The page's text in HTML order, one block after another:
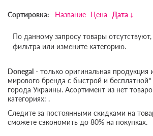
Сортировка: Название Цена Дата
По данному запросу товары
фильтра или измените категорию.
Donegal - только оригинальная продукция
мирового бренда с быстрой и бесплатной*
города Украины. Асортимент из нет
категориях: .
Следите за постоянными скидками на
сможете сэкономить до 80% на покупках.